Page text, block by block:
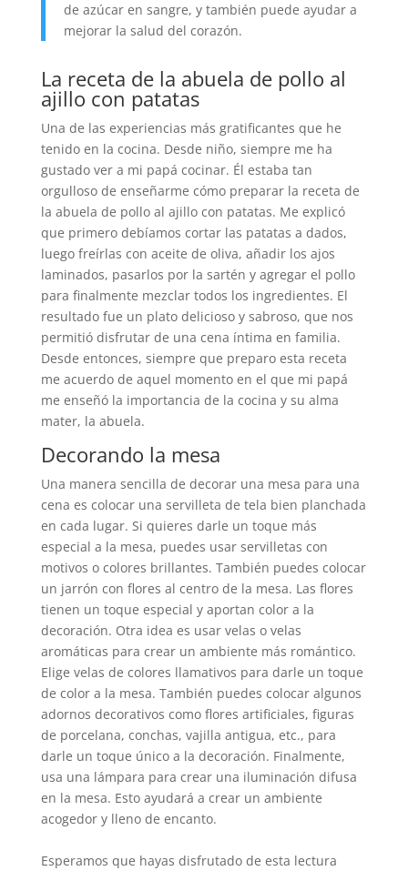
de azúcar en sangre, y también puede ayudar a
mejorar la salud del corazón.
La receta de la abuela de pollo al
ajillo con patatas
Una de las experiencias más gratificantes que he
tenido en la cocina. Desde niño, siempre me ha
gustado ver a mi papá cocinar. Él estaba tan
orgulloso de enseñarme cómo preparar la receta de
la abuela de pollo al ajillo con patatas. Me explicó
que primero debíamos cortar las patatas a dados,
luego freírlas con aceite de oliva, añadir los ajos
laminados, pasarlos por la sartén y agregar el pollo
para finalmente mezclar todos los ingredientes. El
resultado fue un plato delicioso y sabroso, que nos
permitió disfrutar de una cena íntima en familia.
Desde entonces, siempre que preparo esta receta
me acuerdo de aquel momento en el que mi papá
me enseñó la importancia de la cocina y su alma
mater, la abuela.
Decorando la mesa
Una manera sencilla de decorar una mesa para una
cena es colocar una servilleta de tela bien planchada
en cada lugar. Si quieres darle un toque más
especial a la mesa, puedes usar servilletas con
motivos o colores brillantes. También puedes colocar
un jarrón con flores al centro de la mesa. Las flores
tienen un toque especial y aportan color a la
decoración. Otra idea es usar velas o velas
aromáticas para crear un ambiente más romántico.
Elige velas de colores llamativos para darle un toque
de color a la mesa. También puedes colocar algunos
adornos decorativos como flores artificiales, figuras
de porcelana, conchas, vajilla antigua, etc., para
darle un toque único a la decoración. Finalmente,
usa una lámpara para crear una iluminación difusa
en la mesa. Esto ayudará a crear un ambiente
acogedor y lleno de encanto.
Esperamos que hayas disfrutado de esta lectura